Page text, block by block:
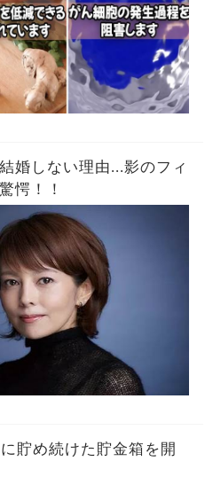
婚しない理由...影のフィ
愕！！
貯め続けた貯金箱を開